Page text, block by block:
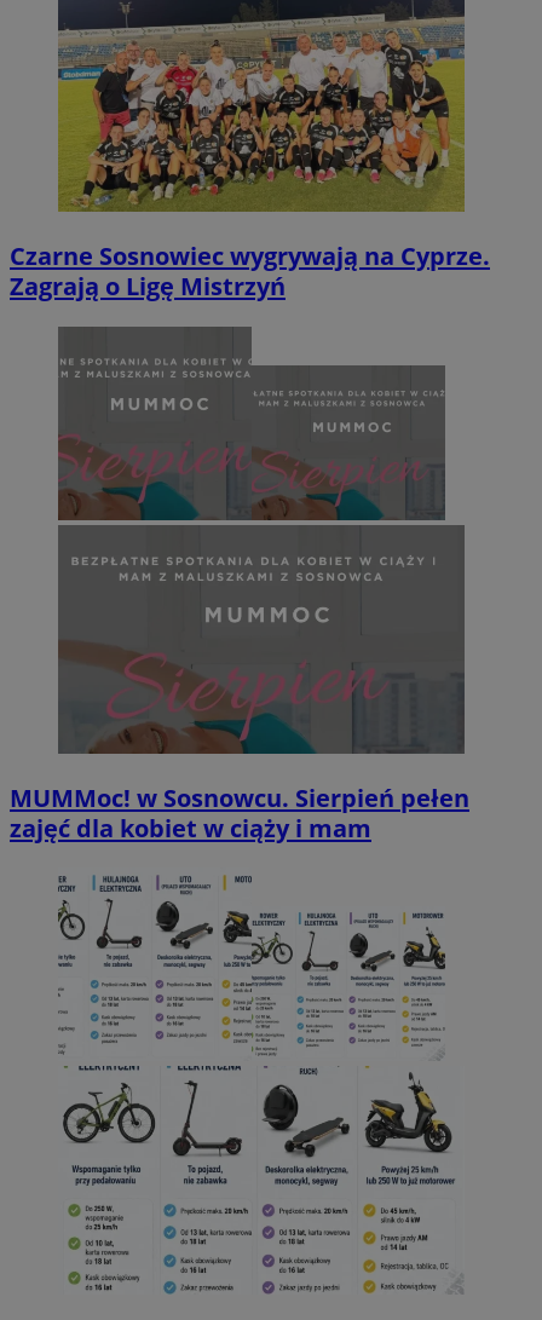
Czarne Sosnowiec wygrywają na Cyprze.
Zagrają o Ligę Mistrzyń
MUMMoc! w Sosnowcu. Sierpień pełen
zajęć dla kobiet w ciąży i mam